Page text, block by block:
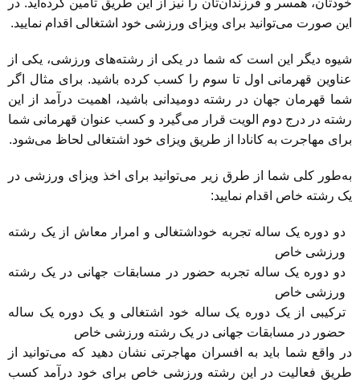
خودتان، همسر و فرزندان‌تان را نیز از این طریق تامین کرده‌اید. در
این صورت می‌توانید برای ویزای ورزشی خود اشتغالی اقدام نمایید.
شیوه دیگر این است که شما در یکی از رشته‌های ورزشی، یکی از
عناوین قهرمانی اول تا سوم را کسب کرده باشید. برای مثال اگر
شما قهرمان جهان در رشته دومیدانی باشید، اهمیت درآمد از این
رشته در درج دوم الویت قرار می‌گیرد و کسب عنوان قهرمانی شما
برای مهاجرت به کانادا از طریق ویزای خود اشتغالی لحاظ می‌شود.
به‌طور کلی شما از طرق زیر می‌توانید برای اخذ ویزای ورزشی در
یک رشته خاص اقدام نمایید:
دو دوره یک ساله تجربه خوداشتغالی و امرار معاش از یک رشته
ورزشی خاص
دو دوره یک ساله تجربه حضور در مسابقات جهانی در یک رشته
ورزشی خاص
ترکیبی از یک دوره یک ساله خود اشتغالی و یک دوره یک ساله
حضور در مسابقات جهانی در یک رشته ورزشی خاص
در واقع شما باید به افسران مهاجرتی نشان دهید که می‌توانید از
طریق فعالیت در این رشته ورزشی خاص برای خود درآمد کسب